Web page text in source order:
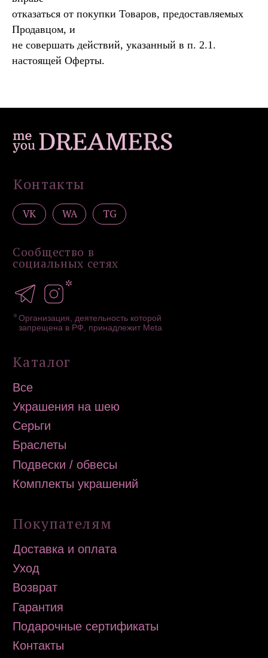
отказаться от покупки Товаров, предоставляемых
Продавцом, и
не совершать действий, указанный в п. 2.1.
настоящей Оферты.